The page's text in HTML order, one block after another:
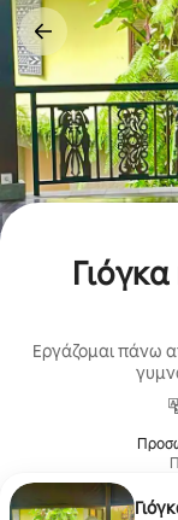
Μετάβαση
στο
περιεχόμενο
Εργάζομαι πάνω